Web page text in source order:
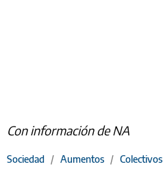
Con información de NA
Sociedad / Aumentos / Colectivos